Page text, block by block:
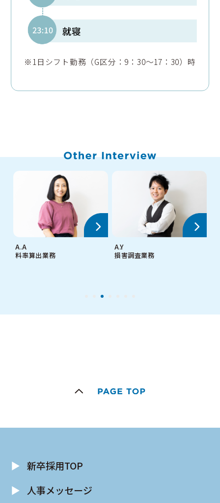
※1日シフト勤務（G区分：9：30～17：30）時
A.A
料率算出業務
A.Y
損害調査業務
▶︎ 新卒採用TOP
▶︎ 人事メッセージ